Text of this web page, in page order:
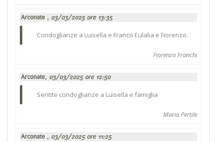
Arconate , 03/03/2025 ore 13:35
Condoglianze a Luisella e Franco Eulalia e Fiorenzo.
Fiorenzo Franchi
Arconate, 03/03/2025 ore 12:50
Sentite condoglianze a Luisella e famiglia
Maria Pertile
Arconate , 03/03/2025 ore 11:25